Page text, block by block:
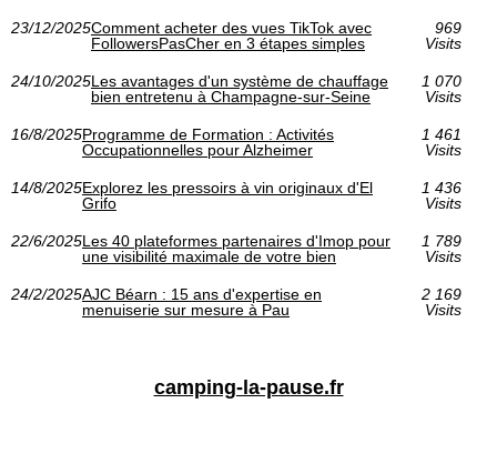
23/12/2025Comment acheter des vues TikTok avec
FollowersPasCher en 3 étapes simples
969
Visits
24/10/2025Les avantages d'un système de chauffage
bien entretenu à Champagne-sur-Seine
1 070
Visits
16/8/2025Programme de Formation : Activités
Occupationnelles pour Alzheimer
1 461
Visits
14/8/2025Explorez les pressoirs à vin originaux d'El
Grifo
1 436
Visits
22/6/2025Les 40 plateformes partenaires d'Imop pour
une visibilité maximale de votre bien
1 789
Visits
24/2/2025AJC Béarn : 15 ans d'expertise en
menuiserie sur mesure à Pau
2 169
Visits
camping-la-pause.fr